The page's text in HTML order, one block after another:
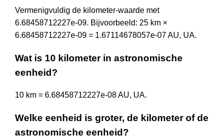
Vermenigvuldig de kilometer-waarde met
6.68458712227e-09. Bijvoorbeeld: 25 km ×
6.68458712227e-09 = 1.67114678057e-07 AU, UA.
Wat is 10 kilometer in astronomische
eenheid?
10 km = 6.68458712227e-08 AU, UA.
Welke eenheid is groter, de kilometer of de
astronomische eenheid?